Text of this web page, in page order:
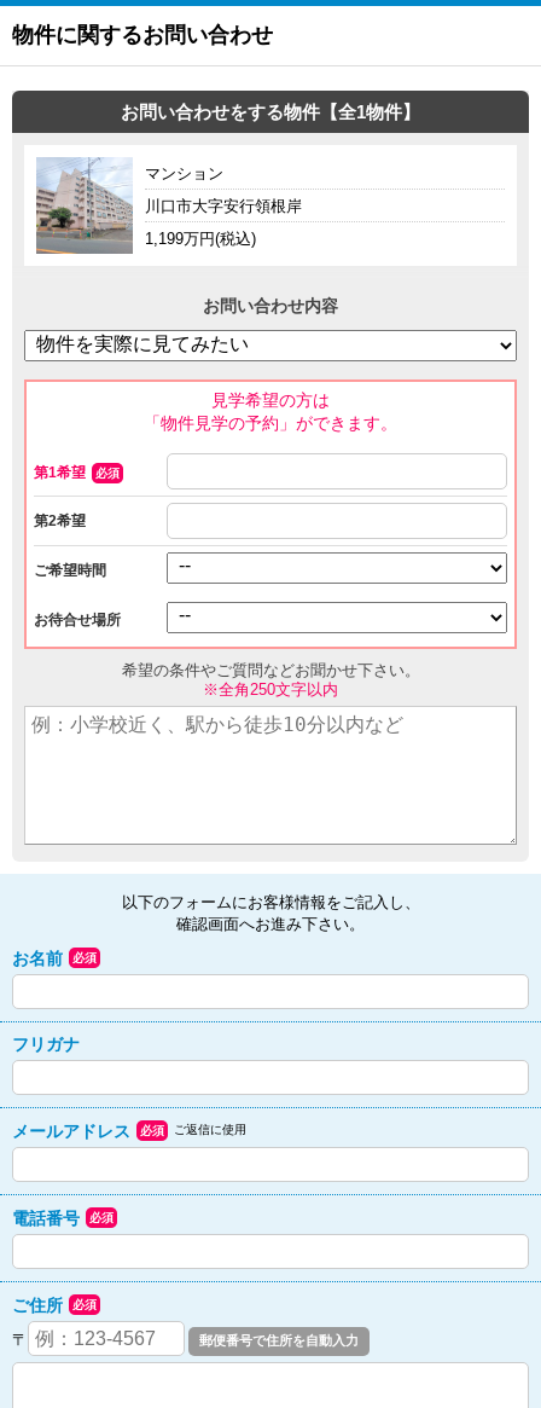
物件に関するお問い合わせ
お問い合わせをする物件【全1物件】
マンション
川口市大字安行領根岸
1,199万円(税込)
お問い合わせ内容
見学希望の方は
「物件見学の予約」ができます。
第1希望 必須
第2希望
ご希望時間
お待合せ場所
希望の条件やご質問などお聞かせ下さい。
※全角250文字以内
以下のフォームにお客様情報をご記入し、
確認画面へお進み下さい。
お名前 必須
フリガナ
メールアドレス 必須 ご返信に使用
電話番号 必須
ご住所 必須
〒